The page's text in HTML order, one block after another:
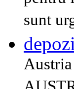
sunt